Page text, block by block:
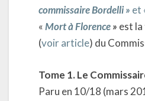
commissaire Bordelli » et
«Mort à Florence» est
(voir article) du
Tome 1. Le
Paru en 10/18 (mars